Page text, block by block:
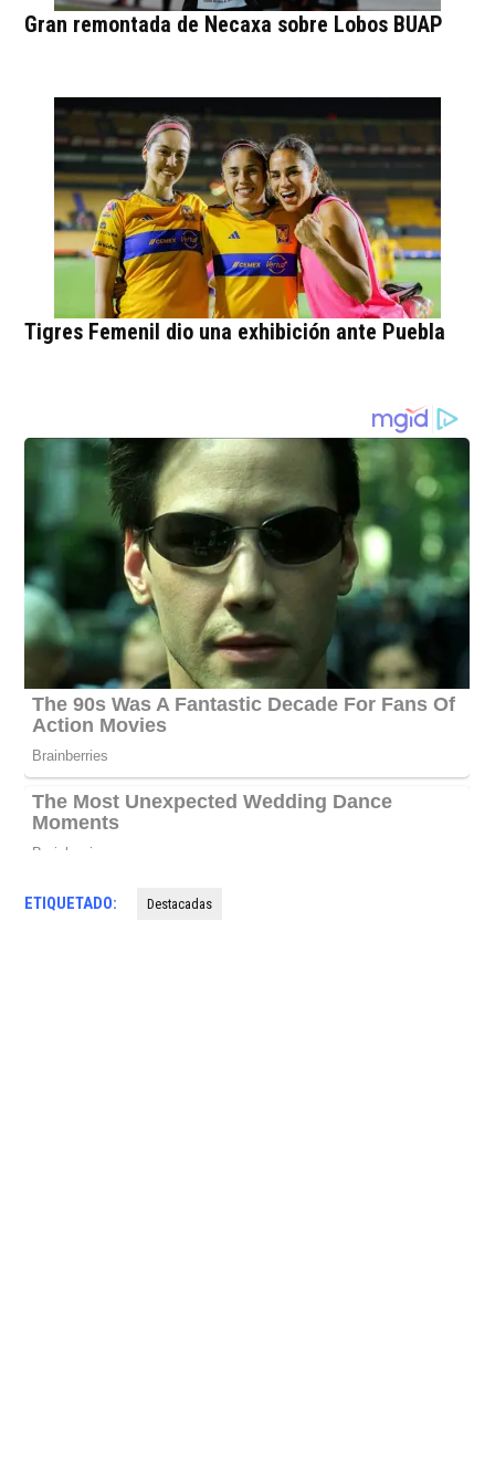
Gran remontada de Necaxa sobre Lobos BUAP
Tigres Femenil dio una exhibición ante Puebla